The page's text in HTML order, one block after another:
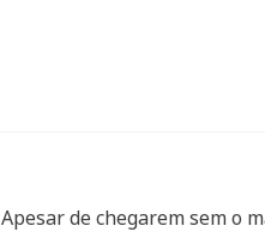
de chegarem sem o